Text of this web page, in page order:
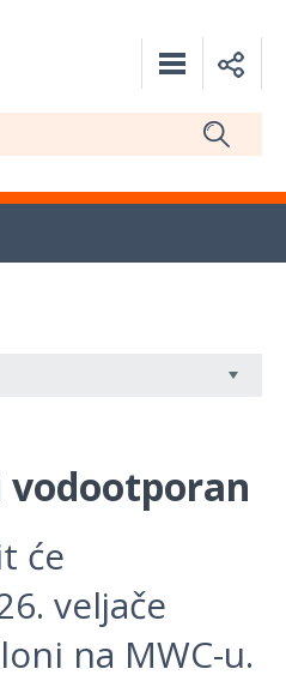
vodootporan
će
veljače
na MWC-u.